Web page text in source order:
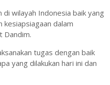
wilayah Indonesia baik yang
dalam
Dandim.
tugas dengan baik
yang dilakukan hari ini dan